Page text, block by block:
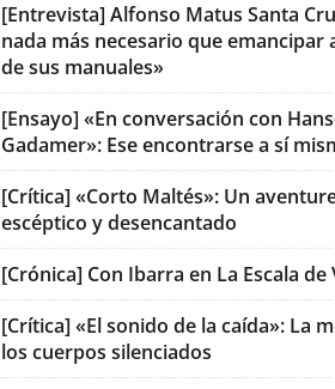
[Entrevista] Alfonso Matus Santa
nada más necesario que emancipar
de sus manuales»
[Ensayo] «En conversación con
Gadamer»: Ese encontrarse a sí
[Crítica] «Corto Maltés»: Un
escéptico y desencantado
[Crónica] Con Ibarra en La Escala de
[Crítica] «El sonido de la caída»: La
los cuerpos silenciados